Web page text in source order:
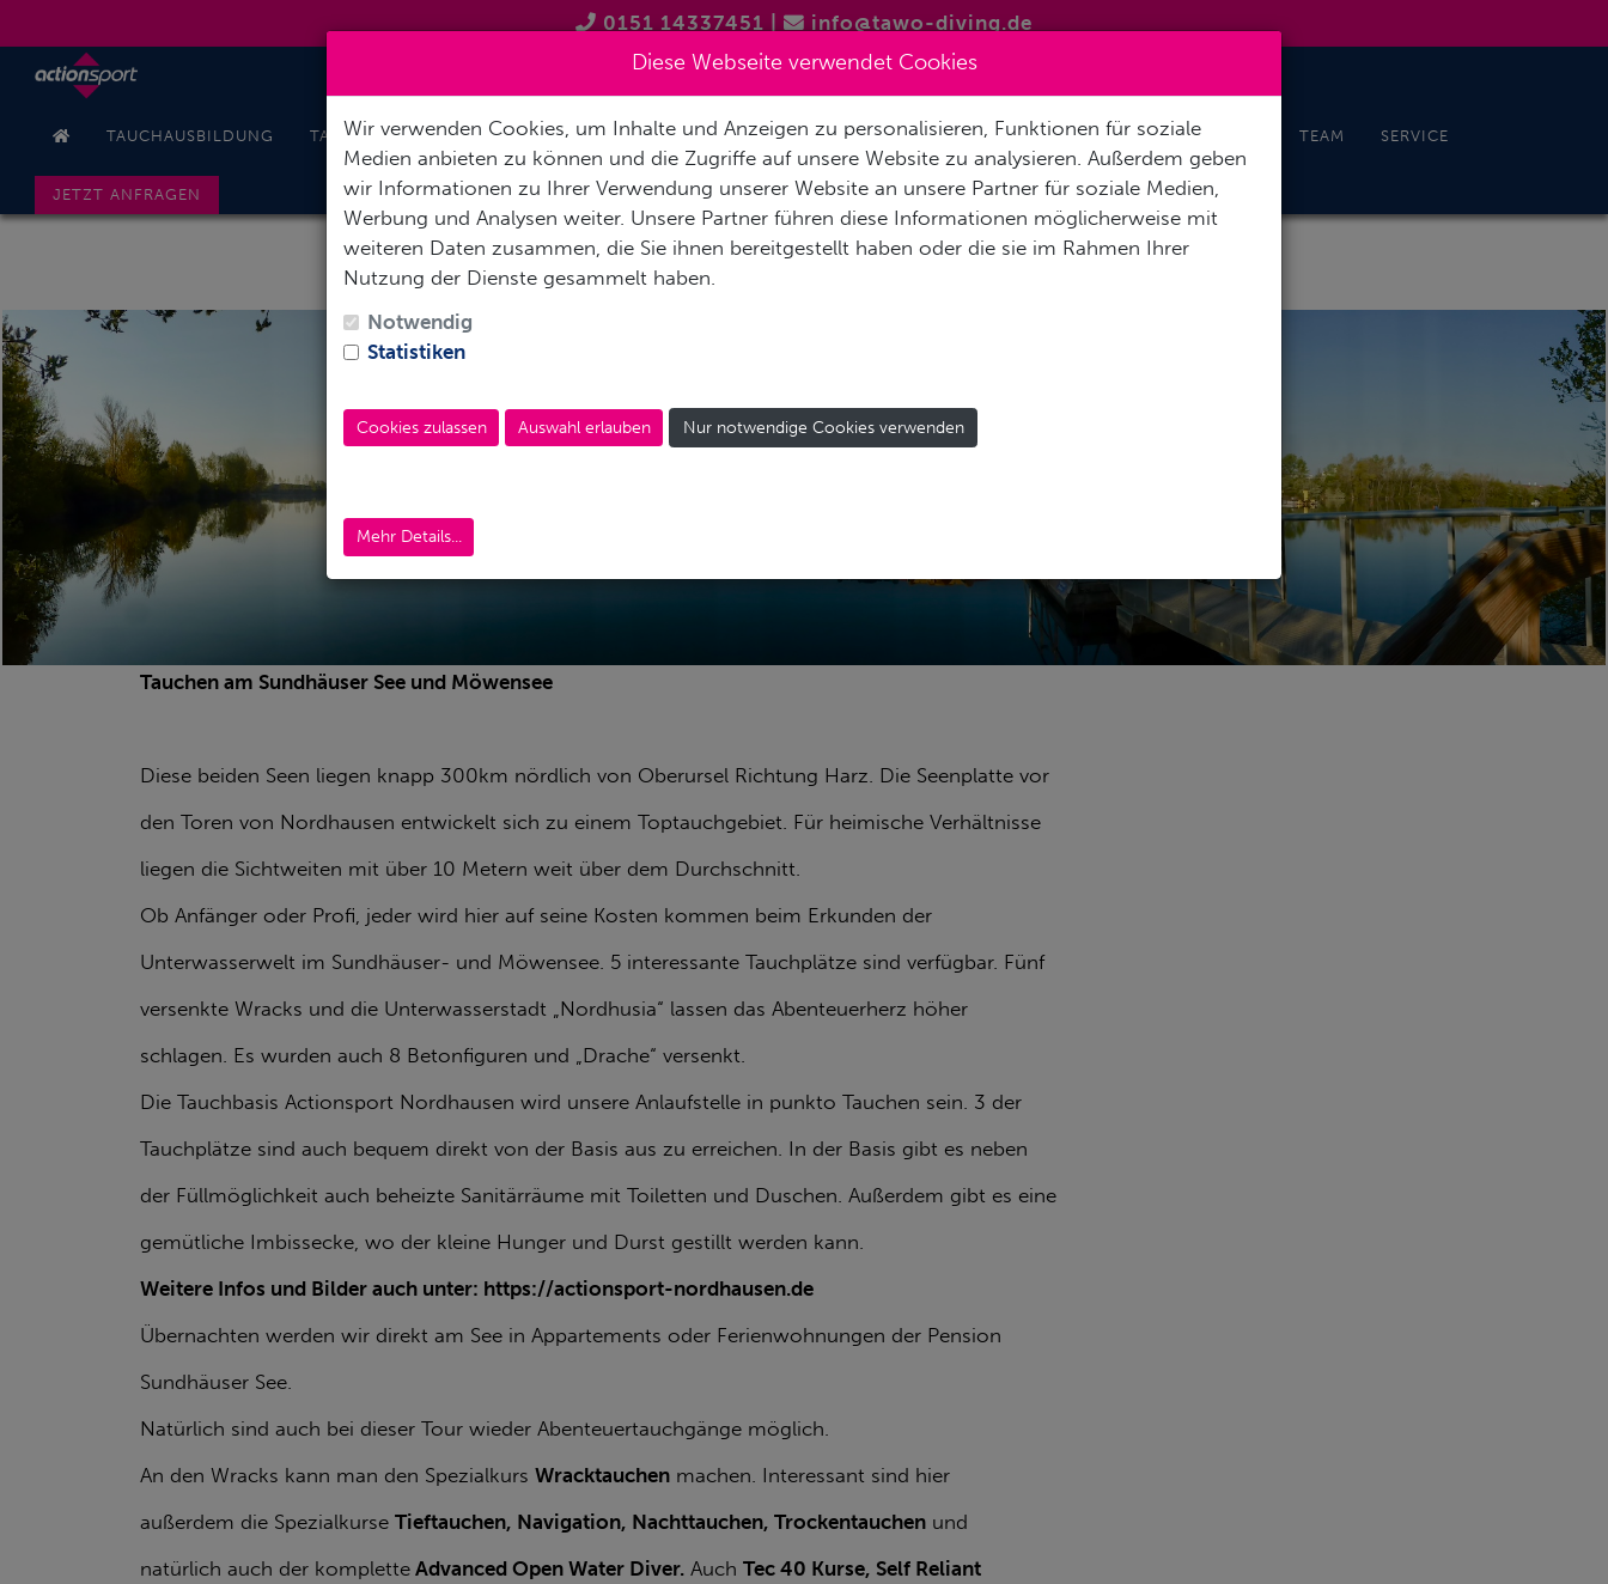
0151 14337451 info@tawo-diving.de
TAUCHAUSBILDUNG TAUCHREISEN PODCAST PRODUKTVORSTELLUNGEN TAUCHTOUREN SCHNORCHELN & FREEDIVING TEAM SERVICE
JETZT ANFRAGEN
Tauchen am Sundhäuser See und Möwensee
Diese beiden Seen liegen knapp 300km nördlich von Oberursel Richtung Harz. Die Seenplatte vor
den Toren von Nordhausen entwickelt sich zu einem Toptauchgebiet. Für heimische Verhältnisse
liegen die Sichtweiten mit über 10 Metern weit über dem Durchschnitt.
Ob Anfänger oder Profi, jeder wird hier auf seine Kosten kommen beim Erkunden der
Unterwasserwelt im Sundhäuser- und Möwensee. 5 interessante Tauchplätze sind verfügbar. Fünf
versenkte Wracks und die Unterwasserstadt „Nordhusia“ lassen das Abenteuerherz höher
schlagen. Es wurden auch 8 Betonfiguren und „Drache“ versenkt.
Die Tauchbasis Actionsport Nordhausen wird unsere Anlaufstelle in punkto Tauchen sein. 3 der
Tauchplätze sind auch bequem direkt von der Basis aus zu erreichen. In der Basis gibt es neben
der Füllmöglichkeit auch beheizte Sanitärräume mit Toiletten und Duschen. Außerdem gibt es eine
gemütliche Imbissecke, wo der kleine Hunger und Durst gestillt werden kann.
Weitere Infos und Bilder auch unter: https://actionsport-nordhausen.de
Übernachten werden wir direkt am See in Appartements oder Ferienwohnungen der Pension
Sundhäuser See.
Natürlich sind auch bei dieser Tour wieder Abenteuertauchgänge möglich.
An den Wracks kann man den Spezialkurs Wracktauchen machen. Interessant sind hier
außerdem die Spezialkurse Tieftauchen, Navigation, Nachttauchen, Trockentauchen und
natürlich auch der komplette Advanced Open Water Diver. Auch Tec 40 Kurse, Self Reliant
Diese Webseite verwendet Cookies
Wir verwenden Cookies, um Inhalte und Anzeigen zu personalisieren, Funktionen für soziale
Medien anbieten zu können und die Zugriffe auf unsere Website zu analysieren. Außerdem geben
wir Informationen zu Ihrer Verwendung unserer Website an unsere Partner für soziale Medien,
Werbung und Analysen weiter. Unsere Partner führen diese Informationen möglicherweise mit
weiteren Daten zusammen, die Sie ihnen bereitgestellt haben oder die sie im Rahmen Ihrer
Nutzung der Dienste gesammelt haben.
Notwendig
Statistiken
Cookies zulassen Auswahl erlauben Nur notwendige Cookies verwenden
Mehr Details...